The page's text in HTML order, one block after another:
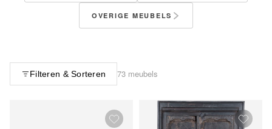
OVERIGE MEUBELS
Filteren & Sorteren 73 meubels